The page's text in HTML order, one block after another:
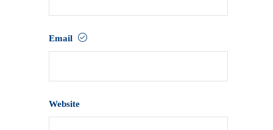
Email
Website